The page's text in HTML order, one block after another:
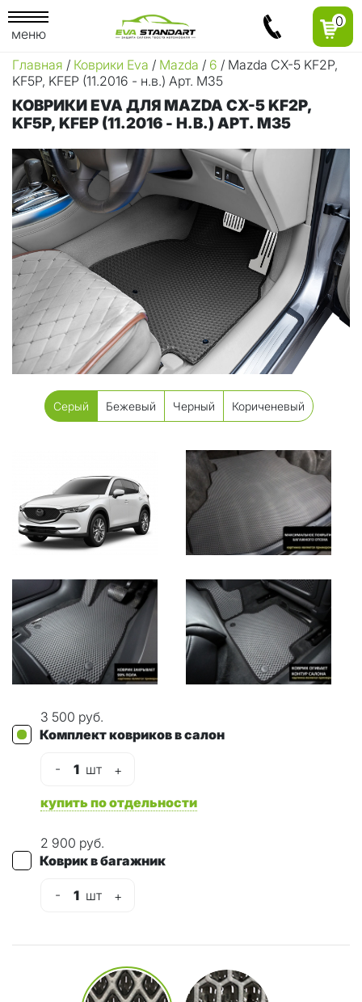
меню
0
Главная / Коврики Eva / Mazda / 6 / Mazda CX-5 KF2P,
KF5P, KFEP (11.2016 - н.в.) Арт. М35
КОВРИКИ EVA ДЛЯ MAZDA CX-5 KF2P,
KF5P, KFEP (11.2016 - Н.В.) АРТ. М35
Серый Бежевый Черный Кориченевый
3 500 руб.
Комплект ковриков в салон
- 1 шт
+
купить по отдельности
2 900 руб.
Коврик в багажник
- 1 шт +